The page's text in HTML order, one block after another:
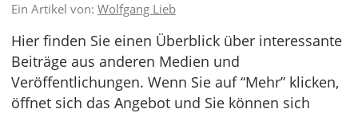
Ein Artikel von: Wolfgang Lieb
Hier finden Sie einen Überblick über interessante
Beiträge aus anderen Medien und
Veröffentlichungen. Wenn Sie auf “Mehr” klicken,
öffnet sich das Angebot und Sie können sich